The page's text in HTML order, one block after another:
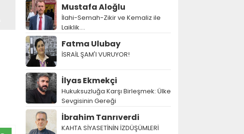
Mustafa Aloğlu
İlahi-Semah-Zikir ve Kemaliz ile
Laiklik….
Fatma Ulubay
İSRAİL ŞAM'I VURUYOR!
İlyas Ekmekçi
Hukuksuzluğa Karşı Birleşmek: Ülke
Sevgisinin Gereği
İbrahim Tanrıverdi
KAHTA SİYASETİNİN İZDÜŞÜMLERİ